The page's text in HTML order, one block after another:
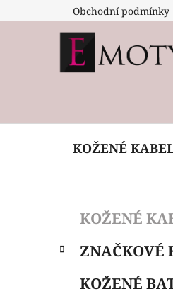
na
Obchodní podmínky
KOŽENÉ
s
Přeskočit
kategorie
e
KOŽENÉ
ZNAČKOVÉ
KOŽENÉ